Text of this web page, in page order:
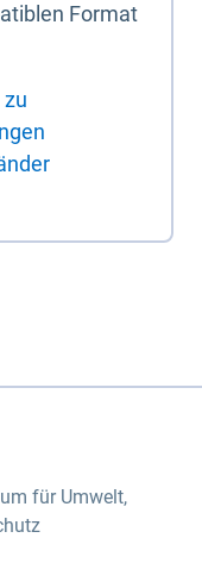
Format
für Umwelt,